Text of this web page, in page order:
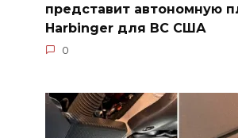
представит автономную
Harbinger для ВС США
0